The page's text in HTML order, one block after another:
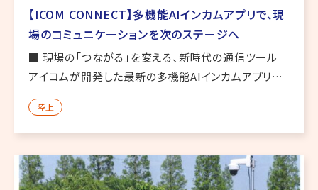
【ICOM CONNECT】多機能AIインカムアプリで、現
場のコミュニケーションを次のステージへ
■ 現場の「つながる」を変える、新時代の通信ツール
アイコムが開発した最新の多機能AIインカムアプリ
「ICOM CONNECT」 は、業務現場のコミュニケーショ
ンを革新するツールです。従来のトランシーバーだけで
なく、A […]
陸上